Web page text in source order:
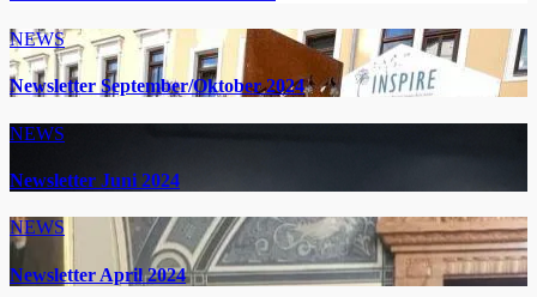
NEWS
Newsletter September/Oktober 2024
NEWS
Newsletter Juni 2024
NEWS
Newsletter April 2024